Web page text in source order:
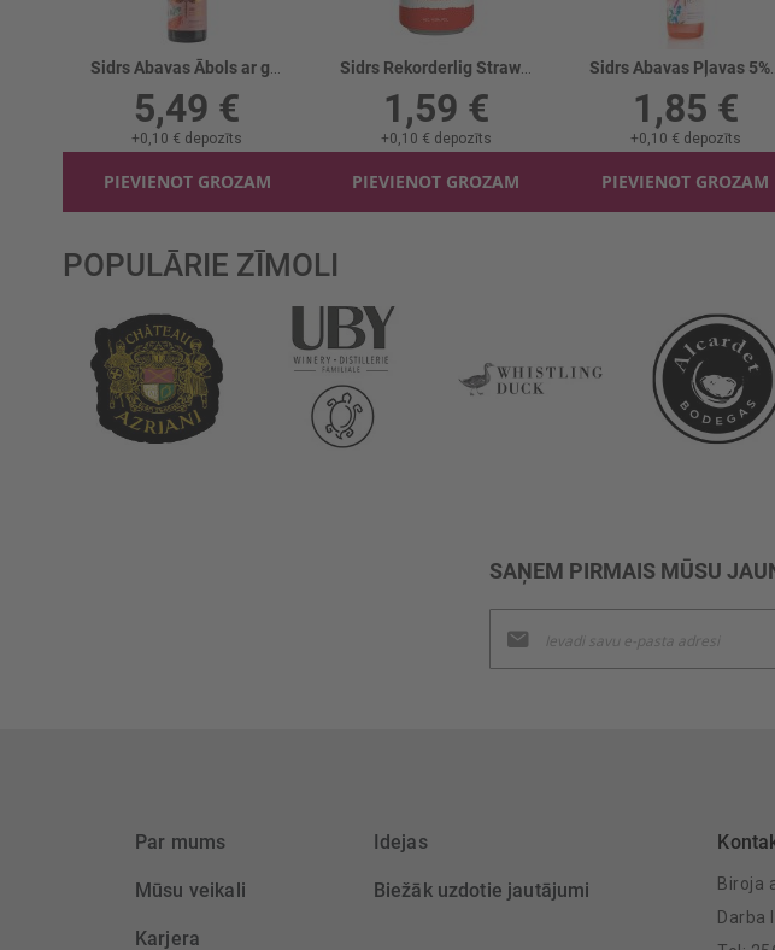
Sidrs Abavas Ābols ar greipfrūtu 5% stikls
5,49 €
+0,10 € depozīts
PIEVIENOT GROZAM
Sidrs Rekorderlig Strawberry/lime 4.5% CAN
1,59 €
+0,10 € depozīts
PIEVIENOT GROZAM
Sidrs
1,85 €
+0,10 € depozīts
PIEVIENOT GROZAM
POPULĀRIE ZĪMOLI
SAŅEM PIRMAIS MŪSU
jaunumu
saņemšanai:
Par mums
Mūsu veikali
Karjera
Idejas
Biežāk uzdotie jautājumi
Biroja
Darba